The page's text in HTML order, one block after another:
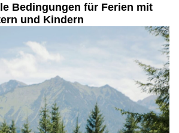
Bedingungen für Ferien mit
und Kindern